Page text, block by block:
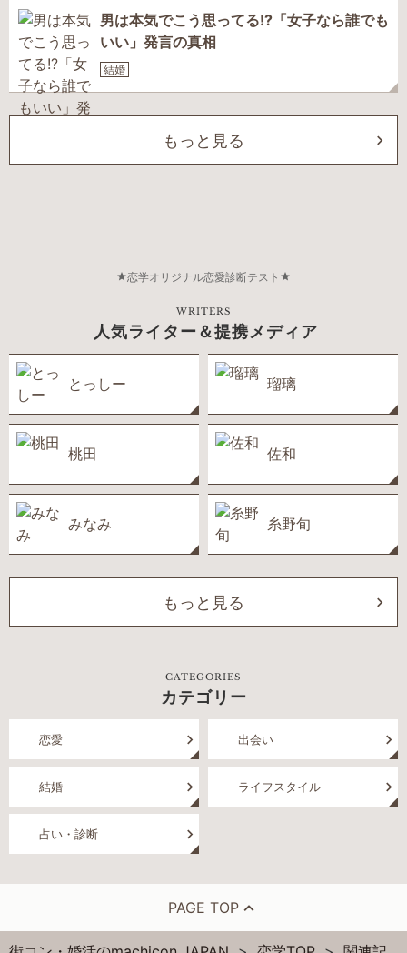
男は本気でこう思ってる!?「女子なら誰でも
いい」発言の真相
結婚
もっと見る
恋学オリジナル恋愛診断テスト
WRITERS
人気ライター＆提携メディア
とっしー 瑠璃
桃田 佐和
みなみ 糸野旬
もっと見る
CATEGORIES
カテゴリー
恋愛 出会い
結婚 ライフスタイル
占い・診断
PAGE TOP